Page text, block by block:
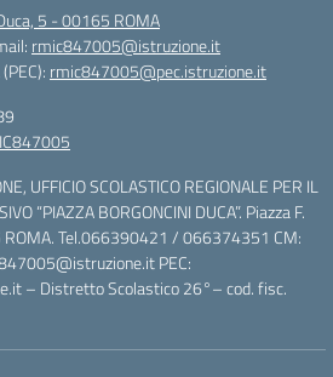
5 - 00165 ROMA
rmic847005@istruzione.it
rmic847005@pec.istruzione.it
UFFICIO SCOLASTICO REGIONALE PER IL
“PIAZZA BORGONCINI DUCA”. Piazza F.
Tel.066390421 / 066374351 CM:
PEC:
– Distretto Scolastico 26°– cod. fisc.